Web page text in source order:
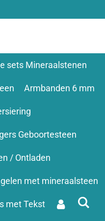
sets Mineraalstenen
Armbanden 6 mm
Geboortesteen
/ Ontladen
met mineraalsteen
met Tekst